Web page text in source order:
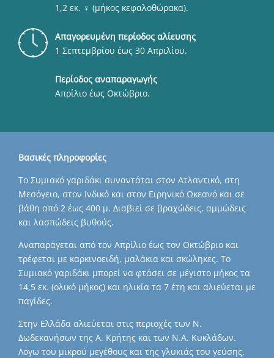
1,2 εκ. ​♀​ (μήκος κεφαλοθώρακα).
Απαγορευμένη περίοδος αλίευσης
1 Σεπτεμβρίου έως 30 Απριλίου.
Περίοδος αναπαραγωγής
Απρίλιο έως Οκτώβριο.
Βασικές πληροφορίες
Το Συμιακό γαριδάκι συναντάται στον Ατλαντικό, στη
Μεσόγειο, στον Ινδικό και στον Ειρηνικό Ωκεανό και σε
βάθη από 2 έως 400 μ. Διαβιεί σε βραχώδεις, αμμώδεις
και λασπώδεις βυθούς.
Αναπαράγεται από τον Απρίλιο έως τον Οκτώβριο και
τρέφεται με καρκινοειδή, μαλάκια και σκώληκες. Το
Συμιακό γαριδάκι μπορεί να φτάσει σε μέγιστο μήκος τα
14,5 εκ. (ολικό μήκος) και ηλικία τα 7 έτη και αλιεύεται με
παγίδες.
Στην Ελλάδα αλιεύεται στις περιοχές των Ν.
Δωδεκανήσων της Α. Κρήτης και των Ν.Α. Κυκλάδων.
Λόγω του μικρού μεγέθους και της γλυκιάς του γεύσης,